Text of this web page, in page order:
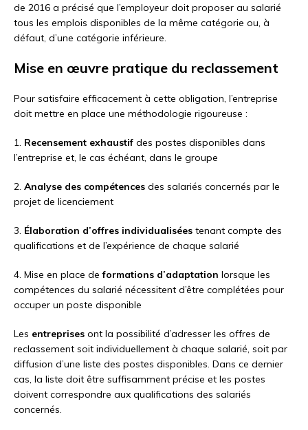
de 2016 a précisé que l’employeur doit proposer au salarié
tous les emplois disponibles de la même catégorie ou, à
défaut, d’une catégorie inférieure.
Mise en œuvre pratique du reclassement
Pour satisfaire efficacement à cette obligation, l’entreprise
doit mettre en place une méthodologie rigoureuse :
1. Recensement exhaustif des postes disponibles dans
l’entreprise et, le cas échéant, dans le groupe
2. Analyse des compétences des salariés concernés par le
projet de licenciement
3. Élaboration d’offres individualisées tenant compte des
qualifications et de l’expérience de chaque salarié
4. Mise en place deformations d’adaptation lorsque les
compétences du salarié nécessitent d’être complétées pour
occuper un poste disponible
Les entreprises ont la possibilité d’adresser les offres de
reclassement soit individuellement à chaque salarié, soit par
diffusion d’une liste des postes disponibles. Dans ce dernier
cas, la liste doit être suffisamment précise et les postes
doivent correspondre aux qualifications des salariés
concernés.